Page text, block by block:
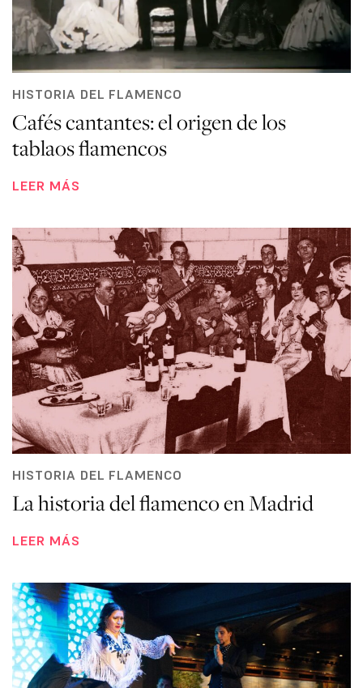
HISTORIA DEL FLAMENCO
Cafés cantantes: el origen de los
tablaos flamencos
LEER MÁS
HISTORIA DEL FLAMENCO
La historia del flamenco en Madrid
LEER MÁS